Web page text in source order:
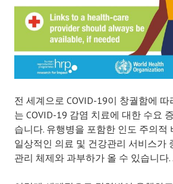
전 세계으로 COVID-19이 창궐함에
는 COVID-19 감염 치료에 대한 수요
습니다. 유행병을 포함한 인도 주의적
일상적인 의료 및 건강관리 서비스가
관리 체제와 과부하가 올 수 있습니다. .